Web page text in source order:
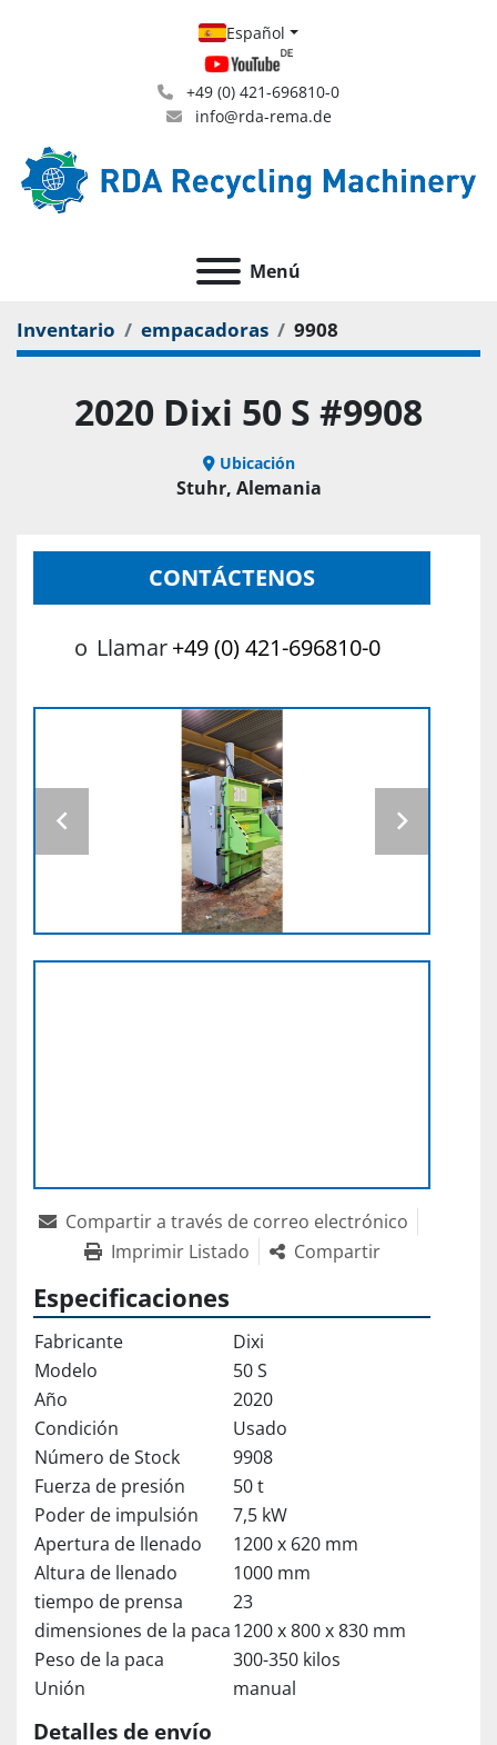
+49 (0) 421-696810-0
info@rda-rema.de
Español
Menú
Inventario empacadoras 9908
2020 Dixi 50 S #9908
Ubicación
Stuhr, Alemania
CONTÁCTENOS
o Llamar+49 (0) 421-696810-0
Compartir a través de correo electrónico
Imprimir Listado
Compartir
Especificaciones
Fabricante
Dixi
Modelo
50 S
Año
2020
Condición
Usado
Número de Stock
9908
Fuerza de presión
50 t
Poder de impulsión
7,5 kW
Apertura de llenado
1200 x 620 mm
Altura de llenado
1000 mm
tiempo de prensa
23
dimensiones de la paca1200 x 800 x 830 mm
Peso de la paca
300-350 kilos
Unión
manual
Detalles de envío